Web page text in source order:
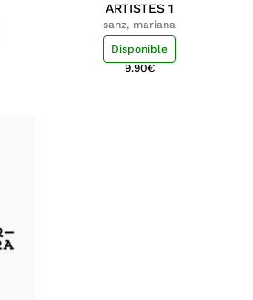
ARTISTES 1
sanz, mariana
Disponible
9.90€